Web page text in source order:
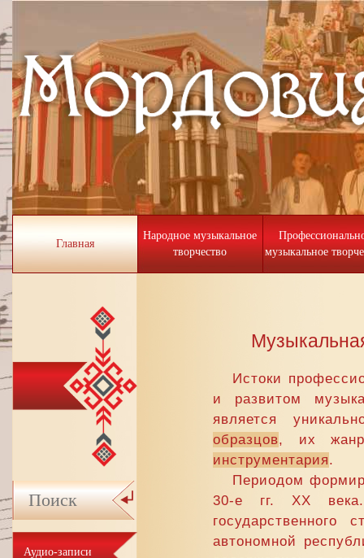
Главная
Народное музыкальное
творчество
музыкальное
Аудио-записи
Истоки
и развитом
является
образцов, их
инструментария.
Периодом
30-е гг. XX
автономной